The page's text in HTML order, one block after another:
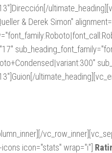
& Derek Simon"
icon="stats" wrap="i"]